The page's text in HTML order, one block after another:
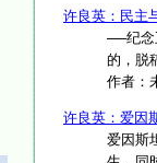
许良英：民主
──纪念
的，脱
作者：
许良英：爱因
爱因斯